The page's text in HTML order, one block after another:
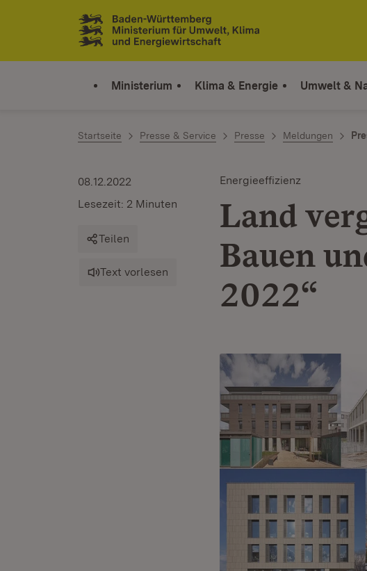
Zum Inhalt springen
Link zur Startseite
Ministerium Klima & Energie Umwelt &
Startseite Presse & Service Presse Meldungen
Energieeffizienz
Land
Bauen
2022“
08.12.2022
Lesezeit: 2 Minuten
Teilen
Text vorlesen